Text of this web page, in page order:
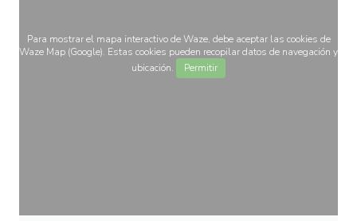
Para mostrar el mapa interactivo de Waze, debe aceptar las cookies de
Waze Map (Google). Estas cookies pueden recopilar datos de navegación y
ubicación.
Permitir